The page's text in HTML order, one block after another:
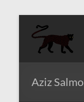
contenu
Aziz
Fall
Aziz